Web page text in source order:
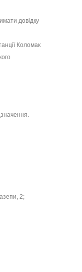
довідку
Коломак
2;